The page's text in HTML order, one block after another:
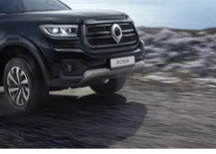
DARGO X
от 3 499 000 ₽
дороге»
обслуживания